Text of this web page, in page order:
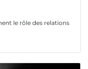
le rôle des relations